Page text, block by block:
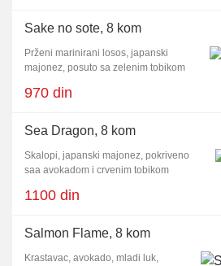
Sake no sote, 8 kom
Prženi marinirani losos, japanski
majonez, posuto sa zelenim tobikom
970 din
Sea Dragon, 8 kom
Skalopi, japanski majonez, pokriveno
saa avokadom i crvenim tobikom
1100 din
Salmon Flame, 8 kom
Krastavac, avokado, mladi luk,